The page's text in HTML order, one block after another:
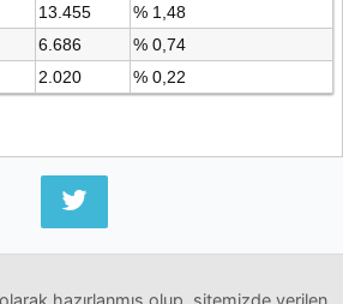
13.455
% 1,48
6.686
% 0,74
2.020 % 0,22
hazırlanmış olup, sitemizde verilen